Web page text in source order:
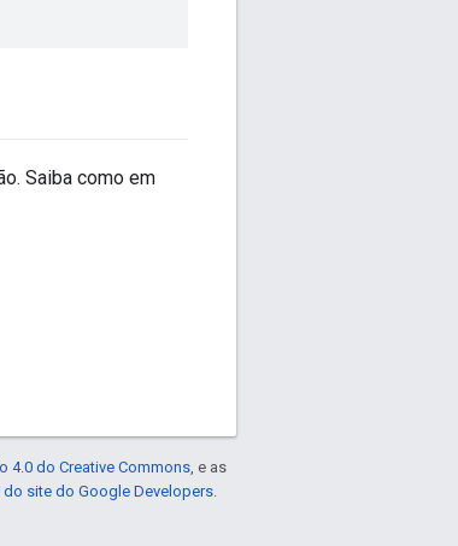
Saiba como em
4.0 do Creative Commons, e as
site do Google Developers.